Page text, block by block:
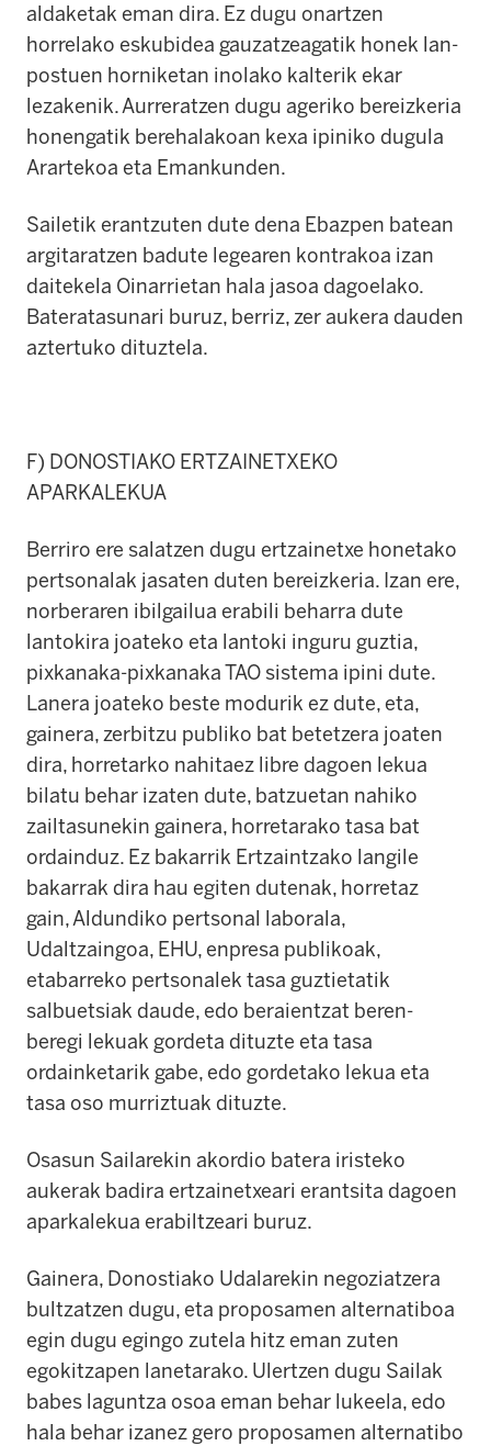
aldaketak eman dira. Ez dugu onartzen
horrelako eskubidea gauzatzeagatik honek lan-
postuen horniketan inolako kalterik ekar
lezakenik. Aurreratzen dugu ageriko bereizkeria
honengatik berehalakoan kexa ipiniko dugula
Arartekoa eta Emankunden.
Sailetik erantzuten dute dena Ebazpen batean
argitaratzen badute legearen kontrakoa izan
daitekela Oinarrietan hala jasoa dagoelako.
Bateratasunari buruz, berriz, zer aukera dauden
aztertuko dituztela.
F) DONOSTIAKO ERTZAINETXEKO
APARKALEKUA
Berriro ere salatzen dugu ertzainetxe honetako
pertsonalak jasaten duten bereizkeria. Izan ere,
norberaren ibilgailua erabili beharra dute
lantokira joateko eta lantoki inguru guztia,
pixkanaka-pixkanaka TAO sistema ipini dute.
Lanera joateko beste modurik ez dute, eta,
gainera, zerbitzu publiko bat betetzera joaten
dira, horretarko nahitaez libre dagoen lekua
bilatu behar izaten dute, batzuetan nahiko
zailtasunekin gainera, horretarako tasa bat
ordainduz. Ez bakarrik Ertzaintzako langile
bakarrak dira hau egiten dutenak, horretaz
gain, Aldundiko pertsonal laborala,
Udaltzaingoa, EHU, enpresa publikoak,
etabarreko pertsonalek tasa guztietatik
salbuetsiak daude, edo beraientzat beren-
beregi lekuak gordeta dituzte eta tasa
ordainketarik gabe, edo gordetako lekua eta
tasa oso murriztuak dituzte.
Osasun Sailarekin akordio batera iristeko
aukerak badira ertzainetxeari erantsita dagoen
aparkalekua erabiltzeari buruz.
Gainera, Donostiako Udalarekin negoziatzera
bultzatzen dugu, eta proposamen alternatiboa
egin dugu egingo zutela hitz eman zuten
egokitzapen lanetarako. Ulertzen dugu Sailak
babes laguntza osoa eman behar lukeela, edo
hala behar izanez gero proposamen alternatibo